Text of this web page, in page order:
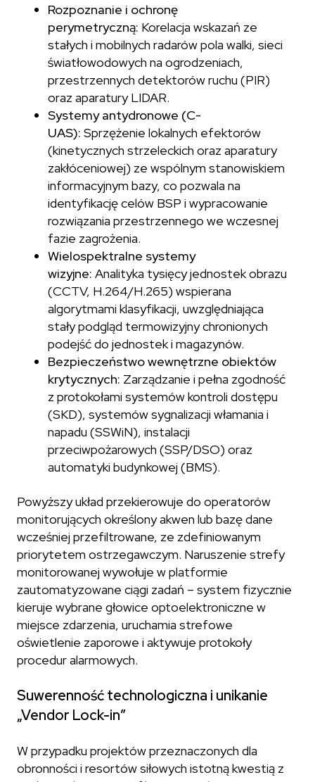
Rozpoznanie i ochronę
perymetryczną: Korelacja wskazań ze
stałych i mobilnych radarów pola walki, sieci
światłowodowych na ogrodzeniach,
przestrzennych detektorów ruchu (PIR)
oraz aparatury LIDAR.
Systemy antydronowe (C-
UAS): Sprzężenie lokalnych efektorów
(kinetycznych strzeleckich oraz aparatury
zakłóceniowej) ze wspólnym stanowiskiem
informacyjnym bazy, co pozwala na
identyfikację celów BSP i wypracowanie
rozwiązania przestrzennego we wczesnej
fazie zagrożenia.
Wielospektralne systemy
wizyjne: Analityka tysięcy jednostek obrazu
(CCTV, H.264/H.265) wspierana
algorytmami klasyfikacji, uwzględniająca
stały podgląd termowizyjny chronionych
podejść do jednostek i magazynów.
Bezpieczeństwo wewnętrzne obiektów
krytycznych: Zarządzanie i pełna zgodność
z protokołami systemów kontroli dostępu
(SKD), systemów sygnalizacji włamania i
napadu (SSWiN), instalacji
przeciwpożarowych (SSP/DSO) oraz
automatyki budynkowej (BMS).
Powyższy układ przekierowuje do operatorów
monitorujących określony akwen lub bazę dane
wcześniej przefiltrowane, ze zdefiniowanym
priorytetem ostrzegawczym. Naruszenie strefy
monitorowanej wywołuje w platformie
zautomatyzowane ciągi zadań – system fizycznie
kieruje wybrane głowice optoelektroniczne w
miejsce zdarzenia, uruchamia strefowe
oświetlenie zaporowe i aktywuje protokoły
procedur alarmowych.
Suwerenność technologiczna i unikanie
„Vendor Lock-in”
W przypadku projektów przeznaczonych dla
obronności i resortów siłowych istotną kwestią z